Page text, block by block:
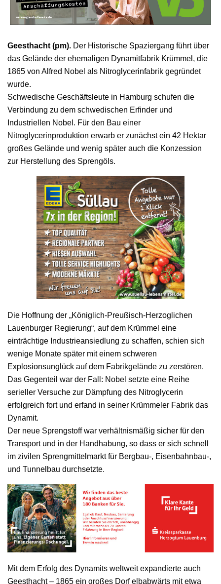
Geesthacht (pm). Der Historische Spaziergang führt über
das Gelände der ehemaligen Dynamitfabrik Krümmel, die
1865 von Alfred Nobel als Nitroglycerinfabrik gegründet
wurde.
Schwedische Geschäftsleute in Hamburg schufen die
Verbindung zu dem schwedischen Erfinder und
Industriellen Nobel. Für den Bau einer
Nitroglycerinproduktion erwarb er zunächst ein 42 Hektar
großes Gelände und wenig später auch die Konzession
zur Herstellung des Sprengöls.
Die Hoffnung der „Königlich-Preußisch-Herzoglichen
Lauenburger Regierung“, auf dem Krümmel eine
einträchtige Industrieansiedlung zu schaffen, schien sich
wenige Monate später mit einem schweren
Explosionsunglück auf dem Fabrikgelände zu zerstören.
Das Gegenteil war der Fall: Nobel setzte eine Reihe
serieller Versuche zur Dämpfung des Nitroglycerin
erfolgreich fort und erfand in seiner Krümmeler Fabrik das
Dynamit.
Der neue Sprengstoff war verhältnismäßig sicher für den
Transport und in der Handhabung, so dass er sich schnell
im zivilen Sprengmittelmarkt für Bergbau-, Eisenbahnbau-,
und Tunnelbau durchsetzte.
Mit dem Erfolg des Dynamits weltweit expandierte auch
Geesthacht – 1865 ein großes Dorf elbabwärts mit etwa